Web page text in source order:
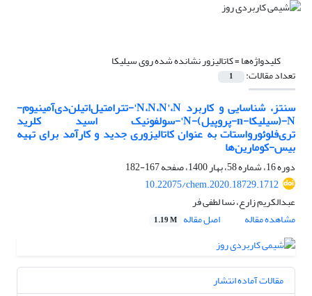
کلیدواژه‌ها =کاتالیزور نشانده شده روی سیلیکا
تعداد مقالات: 1
سنتز، شناسایی و کاربرد N،N،N'،N'-تترامتیل‌اتیلن‌دی‌آمینیوم-
N-(سیلیکا-n-پروپیل)-N'-سولفونیک اسید کلرید
تری‌فلوئورواستات به عنوان کاتالیزوری جدید و کارآمد برای تهیه
بیس-کومارین‌ها
دوره 16، شماره 58، بهار 1400، صفحه
167-182
10.22075/chem.2020.18729.1712
عبدالکریم زارع، نسا لطفی فر
مشاهده مقاله
اصل مقاله 1.19 M
مقالات آماده انتشار